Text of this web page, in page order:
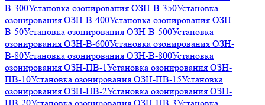
В-300Установка озонирования ОЗН-В-350Установка
озонирования ОЗН-В-400Установка озонирования ОЗН-
В-50Установка озонирования ОЗН-В-500Установка
озонирования ОЗН-В-600Установка озонирования ОЗН-
В-80Установка озонирования ОЗН-В-800Установка
озонирования ОЗН-ПВ-1Установка озонирования ОЗН-
ПВ-10Установка озонирования ОЗН-ПВ-15Установка
озонирования ОЗН-ПВ-2Установка озонирования ОЗН-